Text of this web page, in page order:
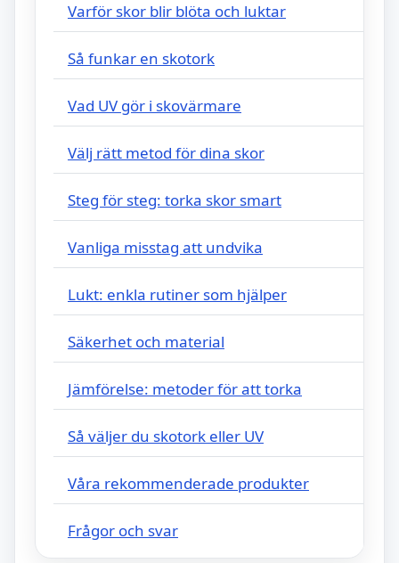
Varför skor blir blöta och luktar
Så funkar en skotork
Vad UV gör i skovärmare
Välj rätt metod för dina skor
Steg för steg: torka skor smart
Vanliga misstag att undvika
Lukt: enkla rutiner som hjälper
Säkerhet och material
Jämförelse: metoder för att torka
Så väljer du skotork eller UV
Våra rekommenderade produkter
Frågor och svar